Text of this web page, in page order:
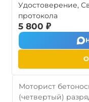
Удостоверение,
протокола
5 800 ₽
Моторист
(четвертый)